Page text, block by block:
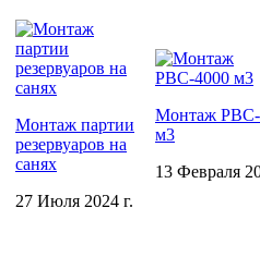
Монтаж партии
резервуаров на
санях
27 Июля 2024 г.
Монтаж РВС-
м3
13 Февраля